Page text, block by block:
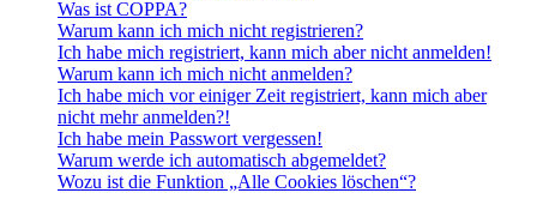
Was ist COPPA?
Warum kann ich mich nicht registrieren?
Ich habe mich registriert, kann mich aber nicht anmelden!
Warum kann ich mich nicht anmelden?
Ich habe mich vor einiger Zeit registriert, kann mich aber
nicht mehr anmelden?!
Ich habe mein Passwort vergessen!
Warum werde ich automatisch abgemeldet?
Wozu ist die Funktion „Alle Cookies löschen“?